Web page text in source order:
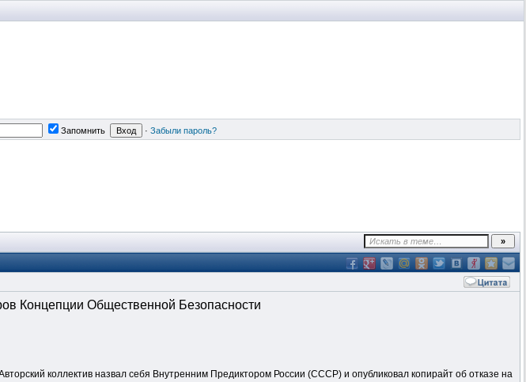
Запомнить · Забыли пароль?
Концепции Общественной Безопасности
коллектив назвал себя Внутренним Предиктором России (СССР) и опубликовал копирайт об отказе на